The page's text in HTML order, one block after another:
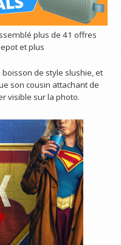
plus de 41 offres
et plus
de style slushie, et
son cousin attachant de
visible sur la photo.